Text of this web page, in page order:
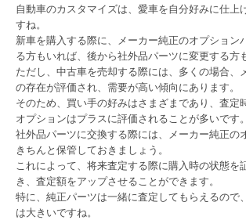
自動車のカスタマイズは、愛車を自分好みに仕上
すね。
新車を購入する際に、メーカー純正のオプション
る方もいれば、後から社外品パーツに変更する方
ただし、中古車を売却する際には、多くの場合、
の存在が評価され、需要が高い傾向にあります。
そのため、買い手の好みはさまざまであり、査定
オプションはプラスに評価されることが多いです。
社外品パーツに交換する際には、メーカー純正の
きちんと保管しておきましょう。
これによって、将来査定する際に購入時の状態を
き、査定額をアップさせることができます。
特に、純正パーツは一緒に査定してもらえるので
は大きいですね。